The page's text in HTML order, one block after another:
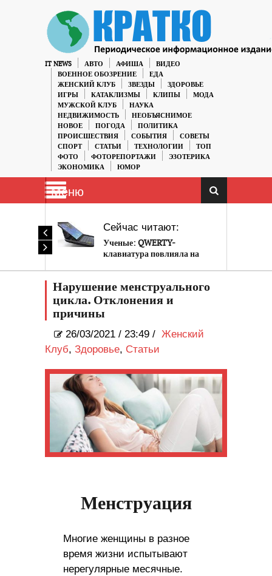
IT NEWS АВТО АФИША
ВИДЕО
ВОЕННОЕ ОБОЗРЕНИЕ
ЕДА
ЖЕНСКИЙ КЛУБ
ЗВЕЗДЫ
ЗДОРОВЬЕ
ИГРЫ
КАТАКЛИЗМЫ КЛИПЫ
МОДА
МУЖСКОЙ КЛУБ
НАУКА
НЕДВИЖИМОСТЬ
НЕОБЪЯСНИМОЕ
НОВОЕ
ПОГОДА
ПОЛИТИКА
ПРОИСШЕСТВИЯ
СОБЫТИЯ
СОВЕТЫ
СПОРТ
СТАТЬИ ТЕХНОЛОГИИ
ТОП
ФОТО
ФОТОРЕПОРТАЖИ
ЭЗОТЕРИКА
ЭКОНОМИКА
ЮМОР
Меню
Сейчас читают:
Ученые: QWERTY-
клавиатура повлияла на
Нарушение менструального
цикла. Отклонения и
причины
26/03/2021 / 23:49 / Женский
Клуб, Здоровье, Статьи
Менструация
Многие женщины в разное
время жизни испытывают
нерегулярные месячные.